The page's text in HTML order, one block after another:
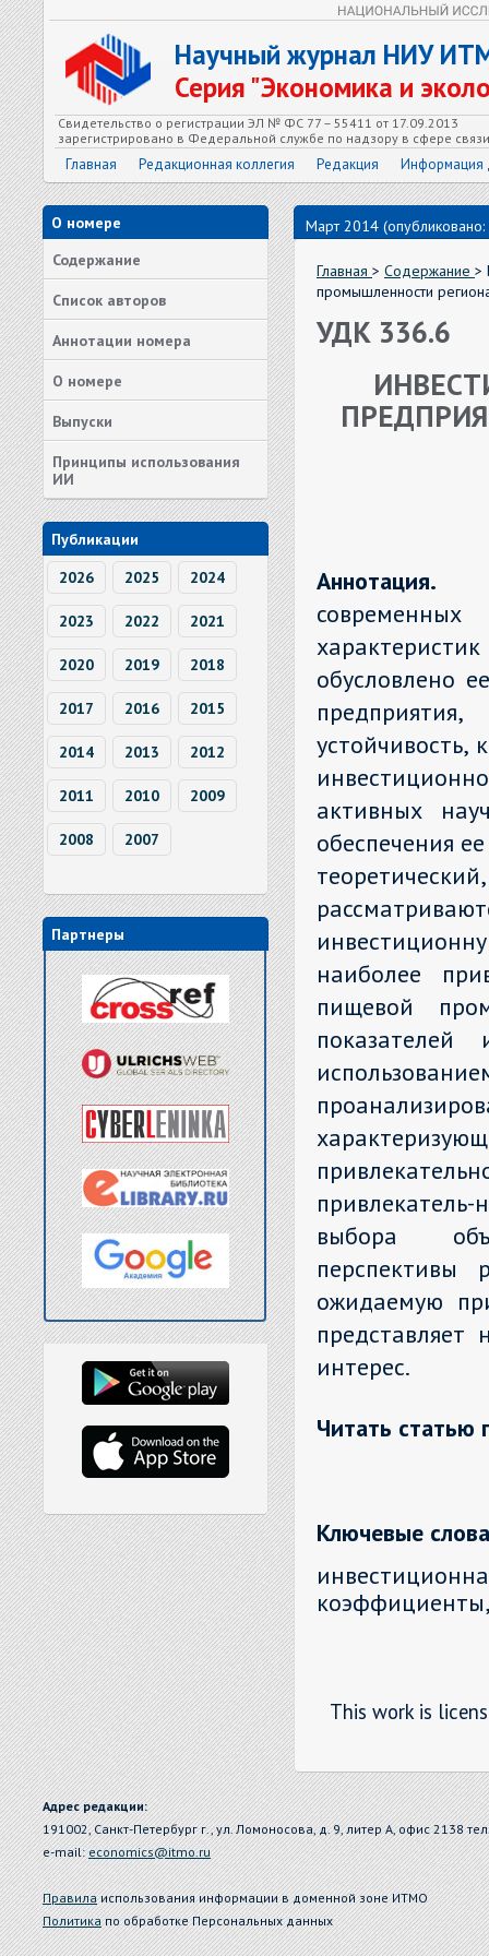
Научный журнал НИУ
Серия "Экономика и
Свидетельство о регистрации ЭЛ № ФС 77 – 55411 от 17.09.2013
зарегистрировано в Федеральной службе по надзору в сфере
Главная Редакционная коллегия Редакция Информация
О номере
Содержание
Список авторов
Аннотации номера
О номере
Выпуски
Принципы использования
ИИ
Публикации
2026
2025 2024
2023 2022 2021
2020 2019 2018
2017 2016 2015
2014 2013 2012
2011 2010 2009
2008 2007
Партнеры
Март 2014
Главная > Содержание >
промышленности
УДК 336.6
Аннотация.
обусловлено
устойчивость,
активных
обеспечения
наиболее
пищевой
выбора
перспективы
ожидаемую
представляет
интерес.
Читать статью
Ключевые
This work is
Адрес редакции:
191002, Санкт-Петербург г., ул. Ломоносова, д. 9, литер А, офис 2138
e-mail:economics@itmo.ru
Правилаиспользования информации в доменной зоне ИТМО
Политикапо обработке Персональных данных